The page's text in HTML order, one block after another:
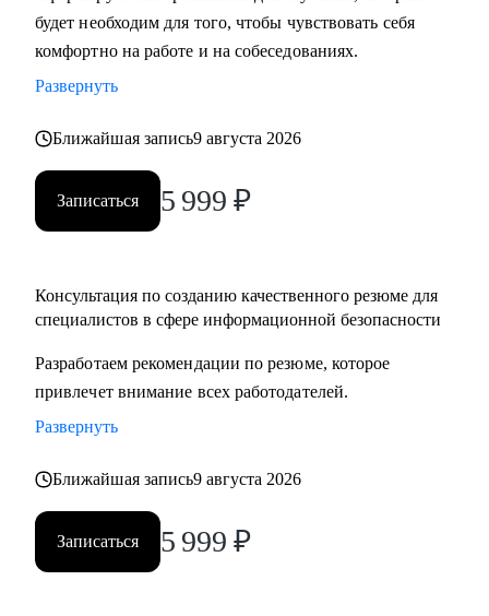
слабые стороны.
• Подготовка к обсуждению пересмотра заработной платы.
• Разработка карьерного плана развития и роадмапа.
Кому могу помочь:
• Специалистам всех уровней в области информационной
безопасности.
• Новичкам, кто только начинает свой путь или столкнулся
будет необходим для того, чтобы чувствовать себя
комфортно на работе и на собеседованиях.
Развернуть
Ближайшая запись9 августа 2026
Записаться 5 999 ₽
Консультация по созданию качественного резюме для
специалистов в сфере информационной безопасности
Разработаем рекомендации по резюме, которое
привлечет внимание всех работодателей.
Развернуть
Ближайшая запись9 августа 2026
Записаться 5 999 ₽